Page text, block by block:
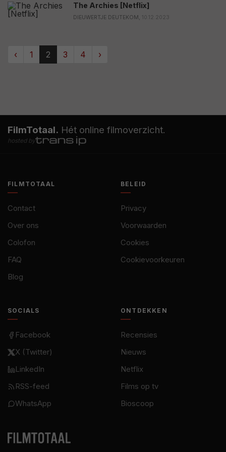
The Archies [Netflix]
DIEUWERTJE DEUTEKOM, 10.12.2023
‹ 1 2 3 4 ›
FilmTotaal. Hét online filmoverzicht.
hosted by
FILMTOTAAL
Contact
Over ons
Colofon
FAQ
Blog
BELEID
Privacy
Voorwaarden
Cookies
Cookievoorkeuren
SOCIALS
Facebook
X (Twitter)
LinkedIn
RSS-feed
WhatsApp
ONTDEKKEN
Recensies
Nieuws
Netflix
Films op tv
Bioscoop